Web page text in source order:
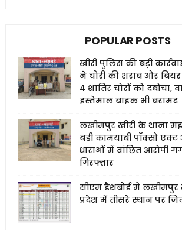
POPULAR POSTS
खीरी पुलिस की बड़ी
ने चोरी की शराब और
4 शातिर चोरों को दबोचा,
इस्तेमाल बाइक भी बरामद
लखीमपुर खीरी के थाना
बड़ी कामयाबी पॉक्सो
धाराओं में वांछित आरोपी
गिरफ्तार
सीएम डैशबोर्ड में लखीमपुर
प्रदेश में तीसरे स्थान पर